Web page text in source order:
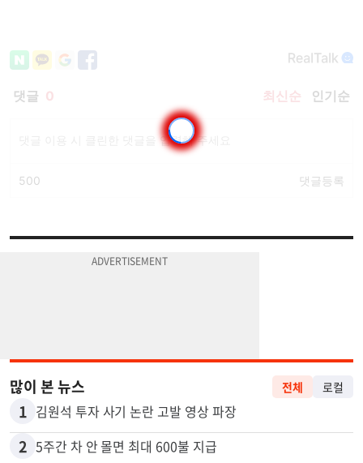
1 김원석 투자 사기 논란 고발 영상 파장